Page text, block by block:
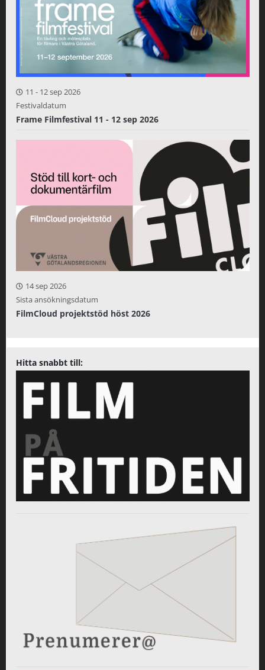
11 - 12 sep 2026
Festivaldatum
Frame Filmfestival 11 - 12 sep 2026
14 sep 2026
Sista ansökningsdatum
FilmCloud projektstöd höst 2026
Hitta snabbt till: